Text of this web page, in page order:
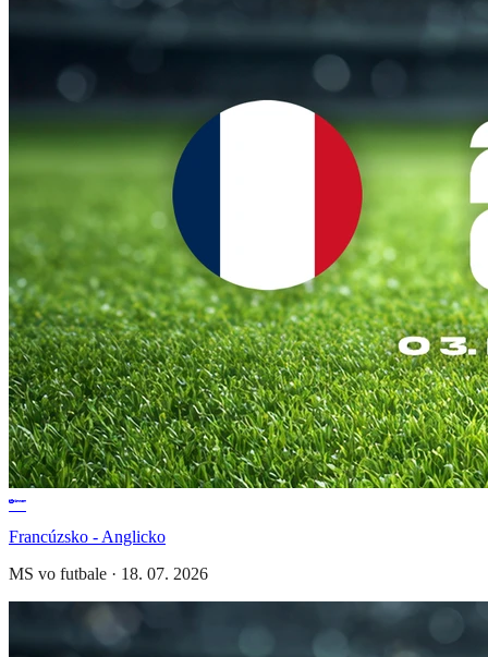
Francúzsko - Anglicko
MS vo futbale · 18. 07. 2026